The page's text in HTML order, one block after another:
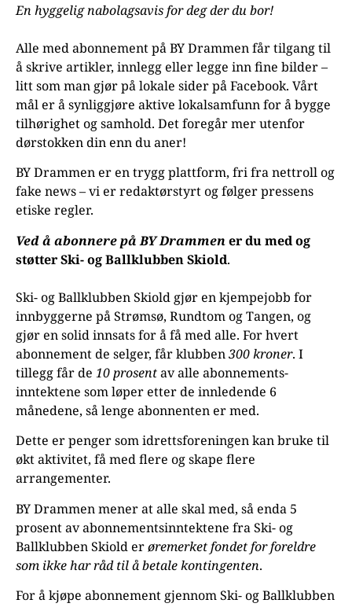
En hyggelig nabolagsavis for deg der du bor!
Alle med abonnement på BY Drammen får tilgang til
å skrive artikler, innlegg eller legge inn fine bilder –
litt som man gjør på lokale sider på Facebook. Vårt
mål er å synliggjøre aktive lokalsamfunn for å bygge
tilhørighet og samhold. Det foregår mer utenfor
dørstokken din enn du aner!
BY Drammen er en trygg plattform, fri fra nettroll og
fake news – vi er redaktørstyrt og følger pressens
etiske regler.
Ved å abonnere på BY Drammener du med og
støtter Ski- og Ballklubben Skiold.
Ski- og Ballklubben Skiold gjør en kjempejobb for
innbyggerne på Strømsø, Rundtom og Tangen, og
gjør en solid innsats for å få med alle. For hvert
abonnement de selger, får klubben300 kroner. I
tillegg får de 10 prosentav alle abonnements-
inntektene som løper etter de innledende 6
månedene, så lenge abonnenten er med.
Dette er penger som idrettsforeningen kan bruke til
økt aktivitet, få med flere og skape flere
arrangementer.
BY Drammen mener at alle skal med, så enda 5
prosent av abonnementsinntektene fra Ski- og
Ballklubben Skiold erøremerket fondet for foreldre
som ikke har råd til å betale kontingenten.
For å kjøpe abonnement gjennom Ski- og Ballklubben